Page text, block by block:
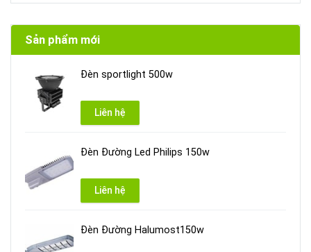
Sản phẩm mới
Đèn sportlight 500w
Liên hệ
Đèn Đường Led Philips 150w
Liên hệ
Đèn Đường Halumost150w